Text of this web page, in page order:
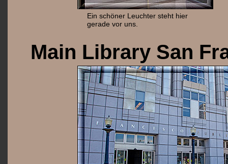
Ein schöner Leuchter steht hier
gerade vor uns.
Main Library San